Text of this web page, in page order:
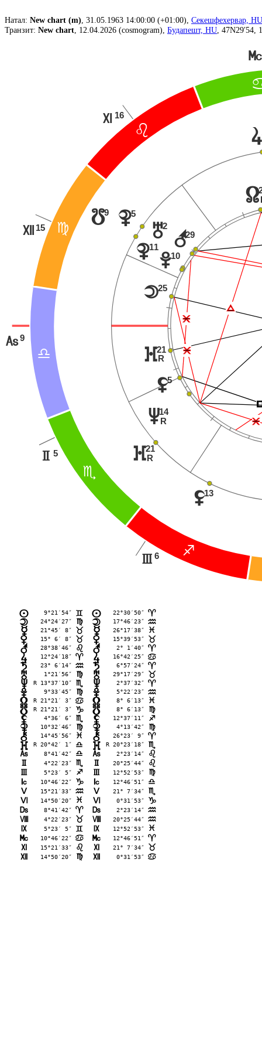
Натал: New chart (m) , 31.05.1963 14:00:00 (+01:00), Секешфехервар, HU
Транзит: New chart , 12.04.2026 (cosmogram), Будапешт, HU , 47N29′54,
?
@
A
B
C
s
{5
y9
}21
R
z13
9
G
5
6
P
16
Q
15
R
x
r29
u2
w10
{11
o25
}21
R
z5
v14
R
Ë
Ë
Ï
Ë
n 9°21′54″ =
o 24°24′27″ @
p 21°45′ 8″ <
q 15° 6′ 8″ <
r 28°38′46″ ?
s 12°24′18″ ;
t 23° 6′14″ E
u 1°21′56″ @
v R 13°37′10″ B
w 9°33′45″ @
x R 21°21′ 3″ >
y R 21°21′ 3″ D
z 4°36′ 6″ B
{ 10°32′46″ @
| 14°45′56″ F
} R 20°42′ 1″ A
G 8°41′42″ A
4°22′23″ B
5°23′ 5″ C
J 10°46′22″ D
K 15°21′33″ E
L 14°50′20″ F
M 8°41′42″ ;
N 4°22′23″ <
O 5°23′ 5″ =
P 10°46′22″ >
Q 15°21′33″ ?
R 14°50′20″ @
n 22°30′50″ ;
o 17°46′23″ E
p 26°17′38″ F
q 15°39′53″ <
r 2° 1′40″ ;
s 16°42′25″ >
t 6°57′24″ ;
u 29°17′29″ <
v 2°37′32″ ;
w 5°22′23″ E
x 8° 6′13″ F
y 8° 6′13″ @
z 12°37′11″ C
{ 4°13′42″ @
| 26°23′ 9″ ;
} R 20°23′18″ B
G 2°23′14″ ?
20°25′44″ ?
12°52′53″ @
J 12°46′51″ A
K 21° 7′34″ B
L 0°31′53″ D
M 2°23′14″ E
N 20°25′44″ E
O 12°52′53″ F
P 12°46′51″ ;
Q 21° 7′34″ <
R 0°31′53″ >